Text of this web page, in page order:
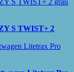
S TWIST+ 2